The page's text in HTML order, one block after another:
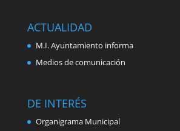
ACTUALIDAD
M.I. Ayuntamiento informa
Medios de comunicación
DE INTERÉS
Organigrama Municipal